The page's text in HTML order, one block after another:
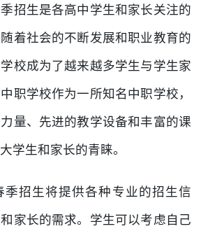
招生是各高中学生和家长关注的
着社会的不断发展和职业教育的
校成为了越来越多学生与学生家
职学校作为一所知名中职学校，
量、先进的教学设备和丰富的课
学生和家长的青睐。
季招生将提供各种专业的招生信
家长的需求。学生可以考虑自己